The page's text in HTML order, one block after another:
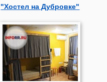
"Хостел на Дубровке"